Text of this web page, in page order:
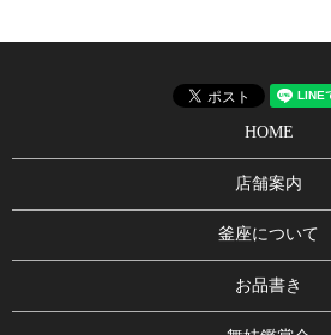
HOME
店舗案内
釜座について
お品書き